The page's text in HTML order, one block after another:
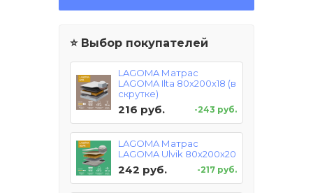
⭐ Выбор покупателей
LAGOMA Матрас
LAGOMA Ilta 80x200x18 (в
скрутке)
216 руб. -243 руб.
LAGOMA Матрас
LAGOMA Ulvik 80x200x20
242 руб. -217 руб.